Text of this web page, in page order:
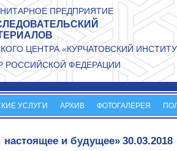
ПРЕДПРИЯТИЕ
ЦЕНТРА «КУРЧАТОВСКИЙ
РОССИЙСКОЙ ФЕДЕРАЦИИ
УСЛУГИ АРХИВ ФОТОГАЛЕРЕЯ
и будущее» 30.03.2018